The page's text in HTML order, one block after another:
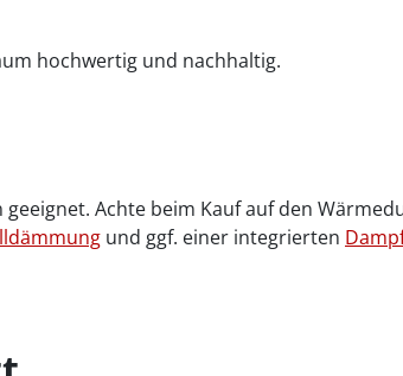
hochwertig und nachhaltig.
Achte beim Kauf auf den
und ggf. einer integrierten